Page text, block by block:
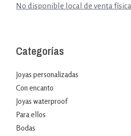
No disponible local de venta física
Categorías
Joyas personalizadas
Con encanto
Joyas waterproof
Para ellos
Bodas